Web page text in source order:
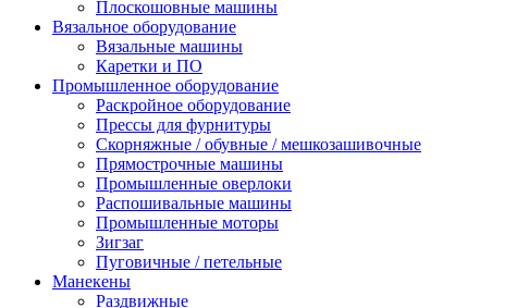
Плоскошовные машины
Вязальное оборудование
Вязальные машины
Каретки и ПО
Промышленное оборудование
Раскройное оборудование
Прессы для фурнитуры
Скорняжные / обувные / мешкозашивочные
Прямострочные машины
Промышленные оверлоки
Распошивальные машины
Промышленные моторы
Зигзаг
Пуговичные / петельные
Манекены
Раздвижные